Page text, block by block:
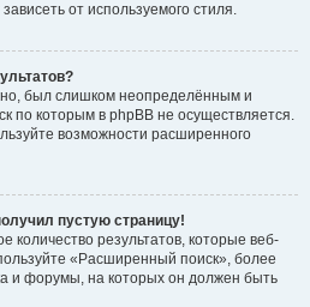
от используемого стиля.
был слишком неопределённым и
по которым в phpBB не осуществляется.
возможности расширенного
пустую страницу!
количество результатов, которые веб-
«Расширенный поиск», более
и форумы, на которых он должен быть